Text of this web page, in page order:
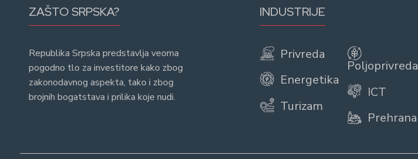
ZAŠTO SRPSKA?
Republika Srpska predstavlja veoma
pogodno tlo za investitore kako zbog
zakonodavnog aspekta, tako i zbog
brojnih bogatstava i prilika koje nudi.
INDUSTRIJE
Privreda
Energetika
Turizam
Poljoprivreda
ICT
Prehrana